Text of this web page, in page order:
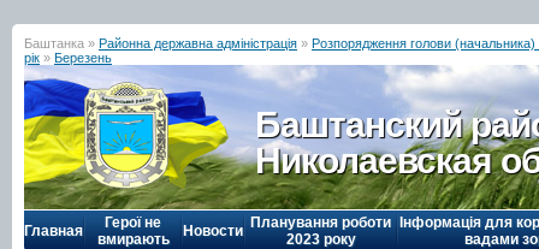
Баштанка » Районна державна адміністрація » Розпорядження голови (начальника)
рік » Березень
Баштанский
Николаевская
Главная
Герої не
вмирають
Новости Планування роботи
2023 року
Інформація для
вадами